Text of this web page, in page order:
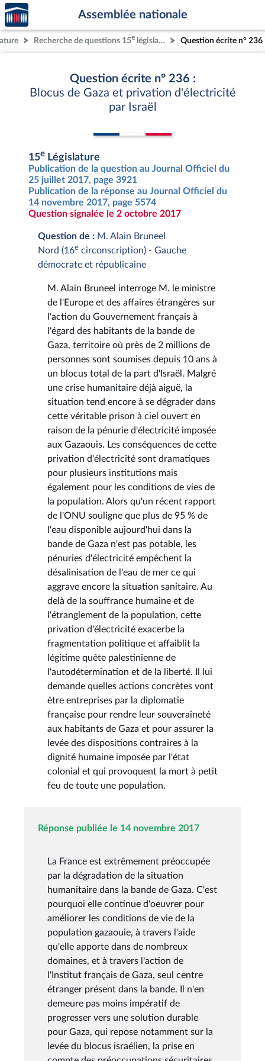
Aller au contenu
Aller en bas de la page
Accèder
à la
page
d'accueil
Assemblée nationale
Recherche de questions 15e législature Question écrite n° 236
Question écrite n° 236 :
Blocus de Gaza et privation d'électricité
par Israël
15e Législature
Publication de la question au Journal Officiel du
25 juillet 2017, page 3921
Publication de la réponse au Journal Officiel du
14 novembre 2017, page 5574
Question signalée le 2 octobre 2017
Question de : M. Alain Bruneel
Nord (16e circonscription) - Gauche
démocrate et républicaine
M. Alain Bruneel interroge M. le ministre
de l'Europe et des affaires étrangères sur
l'action du Gouvernement français à
l'égard des habitants de la bande de
Gaza, territoire où près de 2 millions de
personnes sont soumises depuis 10 ans à
un blocus total de la part d'Israël. Malgré
une crise humanitaire déjà aiguë, la
situation tend encore à se dégrader dans
cette véritable prison à ciel ouvert en
raison de la pénurie d'électricité imposée
aux Gazaouis. Les conséquences de cette
privation d'électricité sont dramatiques
pour plusieurs institutions mais
également pour les conditions de vies de
la population. Alors qu'un récent rapport
de l'ONU souligne que plus de 95 % de
l'eau disponible aujourd'hui dans la
bande de Gaza n'est pas potable, les
pénuries d'électricité empêchent la
désalinisation de l'eau de mer ce qui
aggrave encore la situation sanitaire. Au
delà de la souffrance humaine et de
l'étranglement de la population, cette
privation d'électricité exacerbe la
fragmentation politique et affaiblit la
légitime quête palestinienne de
l'autodétermination et de la liberté. Il lui
demande quelles actions concrètes vont
être entreprises par la diplomatie
française pour rendre leur souveraineté
aux habitants de Gaza et pour assurer la
levée des dispositions contraires à la
dignité humaine imposée par l'état
colonial et qui provoquent la mort à petit
feu de toute une population.
Réponse publiée le 14 novembre 2017
La France est extrêmement préoccupée
par la dégradation de la situation
humanitaire dans la bande de Gaza. C'est
pourquoi elle continue d'oeuvrer pour
améliorer les conditions de vie de la
population gazaouie, à travers l'aide
qu'elle apporte dans de nombreux
domaines, et à travers l'action de
l'Institut français de Gaza, seul centre
étranger présent dans la bande. Il n'en
demeure pas moins impératif de
progresser vers une solution durable
pour Gaza, qui repose notamment sur la
levée du blocus israélien, la prise en